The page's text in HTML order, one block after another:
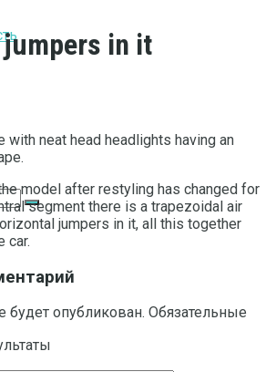
in it
with neat head headlights having an
model after restyling has changed for
segment there is a trapezoidal air
jumpers in it, all this together
car.
будет опубликован. Обязательные